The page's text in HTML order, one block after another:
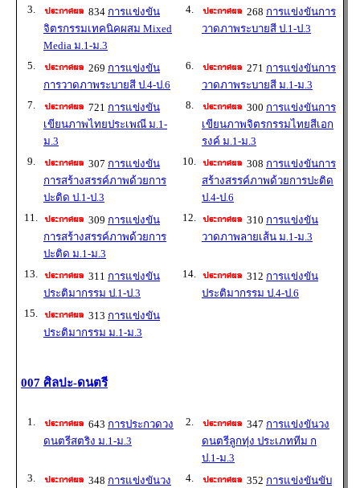
3.
834 การแข่งขัน
จิตรกรรมเทคนิคผสม Mixed
Media ม.1-ม.3
4. 268 การแข่งขันการ
วาดภาพระบายสี ป.1-ป.3
5. 269 การแข่งขัน
การวาดภาพระบายสี ป.4-ป.6
6. 271 การแข่งขันการ
วาดภาพระบายสี ม.1-ม.3
7.
721 การแข่งขัน
เขียนภาพไทยประเพณี ม.1-
ม.3
8. 300 การแข่งขันการ
เขียนภาพจิตรกรรมไทยสีเอก
รงค์ ม.1-ม.3
9.
307 การแข่งขัน
การสร้างสรรค์ภาพด้วยการ
ปะติด ป.1-ป.3
10. 308 การแข่งขันการ
สร้างสรรค์ภาพด้วยการปะติด
ป.4-ป.6
11.
309 การแข่งขัน
การสร้างสรรค์ภาพด้วยการ
ปะติด ม.1-ม.3
12. 310 การแข่งขัน
วาดภาพลายเส้น ม.1-ม.3
13. 311 การแข่งขัน
ประติมากรรม ป.1-ป.3
14. 312 การแข่งขัน
ประติมากรรม ป.4-ป.6
15.
313 การแข่งขัน
ประติมากรรม ม.1-ม.3
007 ศิลปะ-ดนตรี
1. 643 การประกวดวง
ดนตรีสตริง ม.1-ม.3
2. 347 การแข่งขันวง
ดนตรีลูกทุ่ง ประเภททีม ก
ป.1-ม.3
3.
348 การแข่งขันวง
4. 352 การแข่งขันขับ